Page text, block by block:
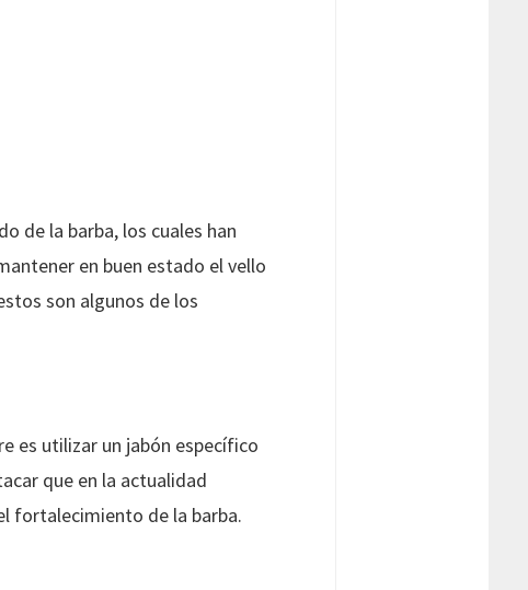
de la barba, los cuales han
en buen estado el vello
son algunos de los
es utilizar un jabón específico
que en la actualidad
fortalecimiento de la barba.